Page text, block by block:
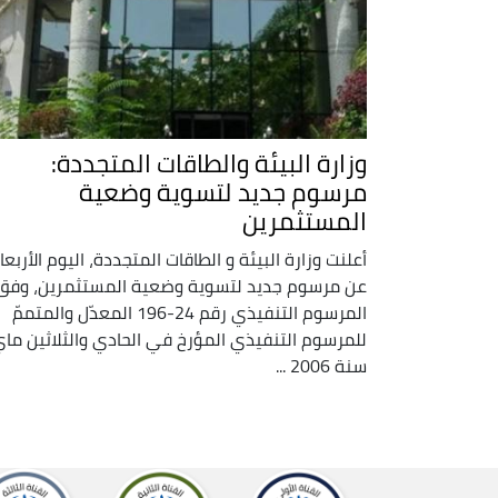
وزارة البيئة والطاقات المتجددة:
مرسوم جديد لتسوية وضعية
المستثمرين
أعلنت وزارة البيئة و الطاقات المتجددة، اليوم
عن مرسوم جديد لتسوية وضعية المستثمرين،
المرسوم التنفيذي رقم 24-196 المعدّل والمتممّ
للمرسوم التنفيذي المؤرخ في الحادي والثلاثين
سنة 2006 ...